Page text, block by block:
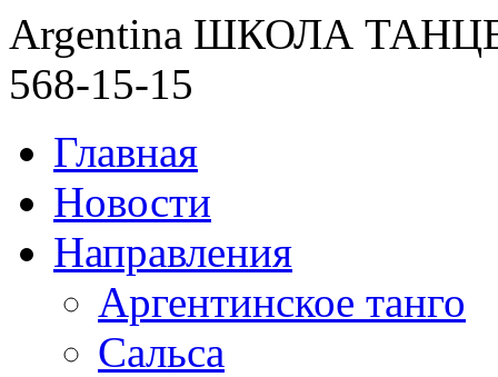
Argentina ШКОЛА
568-15-15
Главная
Новости
Направления
Аргентинское танго
Сальса